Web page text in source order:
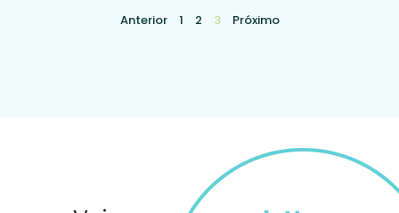
Anterior 1 2 3 Próximo